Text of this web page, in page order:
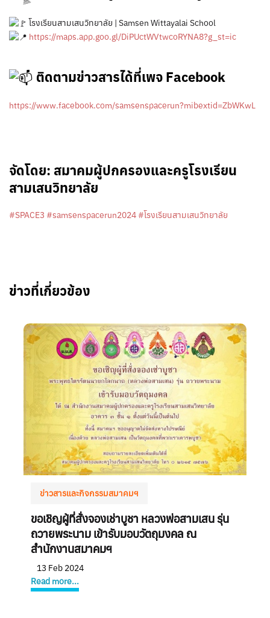
โรงเรียนสามเสนวิทยาลัย | Samsen Wittayalai School
https://maps.app.goo.gl/DiPUctWVtwcoRYNA8?g_st=ic
ติดตามข่าวสารได้ที่เพจ Facebook
https://www.facebook.com/samsenspacerun?mibextid=ZbWKwL
จัดโดย: สมาคมผู้ปกครองและครูโรงเรียน
สามเสนวิทยาลัย
#SPACE3 #samsenspacerun2024#โรงเรียนสามเสนวิทยาลัย
ข่าวที่เกี่ยวข้อง
ข่าวสารและกิจกรรมสมาคมฯ
ขอเชิญผู้ที่สั่งจองเช่าบูชา หลวงพ่อสามเสน รุ่น
ถวายพระนาม เข้ารับมอบวัตถุมงคล ณ
สำนักงานสมาคมฯ
13 Feb 2024
Read more...